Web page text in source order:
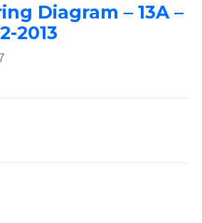
Diagram – 13A –
2013